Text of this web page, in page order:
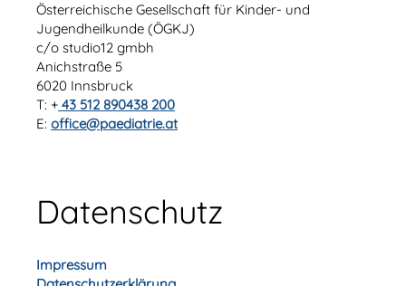
Österreichische Gesellschaft für Kinder- und
Jugendheilkunde (ÖGKJ)
c/o studio12 gmbh
Anichstraße 5
6020 Innsbruck
T: + 43 512 890438 200
E: office@paediatrie.at
Datenschutz
Impressum